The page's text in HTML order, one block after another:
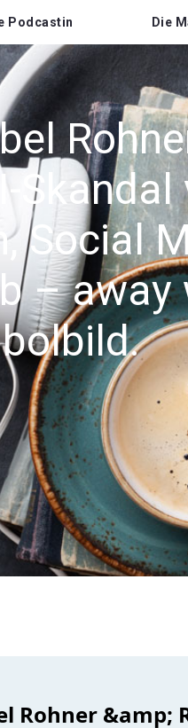
Podcastin Die
Social
– away